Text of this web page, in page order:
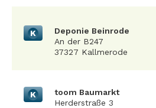
K
Deponie Beinrode
An der B247
37327 Kallmerode
K
toom Baumarkt
Herderstraße 3